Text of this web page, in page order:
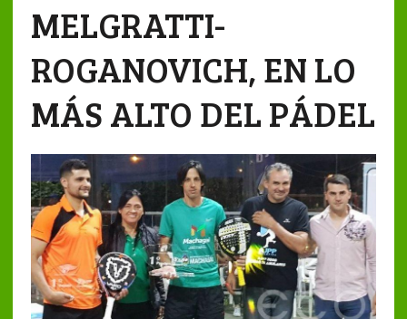
MELGRATTI-
ROGANOVICH, EN LO
MÁS ALTO DEL PÁDEL